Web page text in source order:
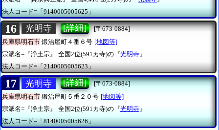
法人コード=「9140005005625」
16 光明寺 [詳細]
[〒673-0884]
兵庫県明石市 鍛治屋町４番６号 [地図等]
宗派名=『浄土宗』
全国2位(591カ寺)の『光明寺 』
法人コード=「2140005005623」
17 光明寺 [詳細]
[〒673-0884]
兵庫県明石市 鍛治屋町５番２０号 [地図等]
宗派名=『浄土宗』
全国2位(591カ寺)の『光明寺』
法人コード=「8140005005626」